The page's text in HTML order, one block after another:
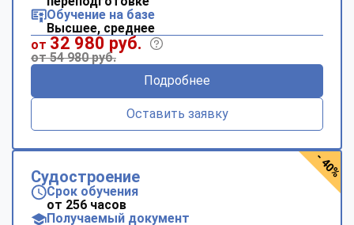
Обучение на базе
Высшее, среднее
от 32 980 руб.
от 54 980 руб.
Подробнее
Оставить заявку
Судостроение
Срок обучения
от 256 часов
Получаемый документ
- 40%